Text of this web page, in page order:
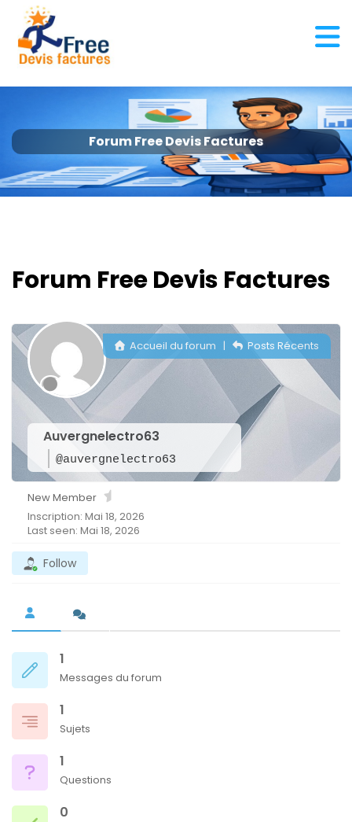
Forum Free Devis Factures
Forum Free Devis Factures
Auvergnelectro63
@auvergnelectro63
Accueil du forum | Posts Récents
New Member
Inscription: Mai 18, 2026
Last seen: Mai 18, 2026
Follow
1
Messages du forum
1
Sujets
1
Questions
0